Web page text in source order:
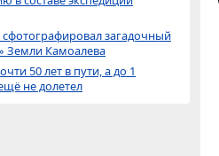
загадочный
Земли Камоалева
50 лет в пути, а до 1
не долетел